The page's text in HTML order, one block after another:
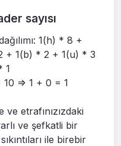
sayısı
1(h) * 8 +
+ 1(b) * 2 + 1(u) * 3
1
10 => 1 + 0 = 1
ve etrafınızızdaki
ve şefkatli bir
ile birebir